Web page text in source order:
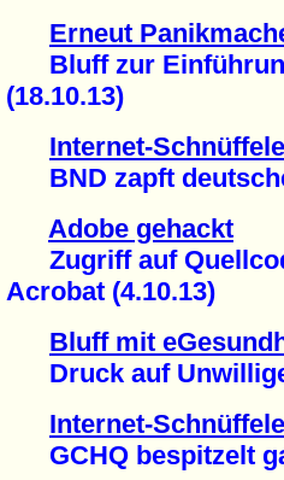
Erneut
Bluff zur
(18.10.13)
Internet-
BND zapft
Adobe gehackt
Zugriff auf
Acrobat (4.10.13)
Bluff mit
Druck auf Unwillige
Internet-
GCHQ bespitzelt